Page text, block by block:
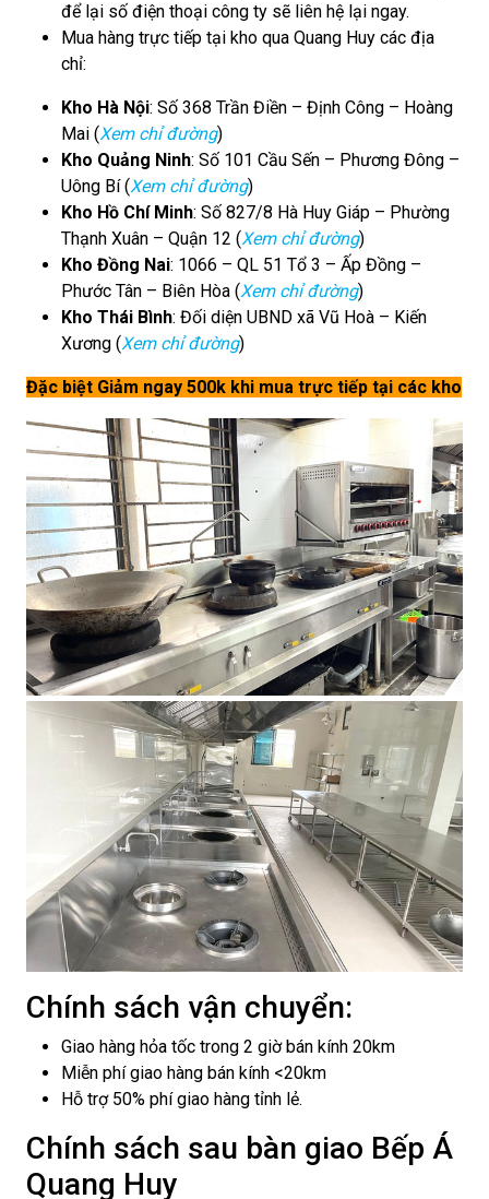
để lại số điện thoại công ty sẽ liên hệ lại ngay.
Mua hàng trực tiếp tại kho qua Quang Huy các địa
chỉ:
Kho Hà Nội: Số 368 Trần Điền – Định Công – Hoàng
Mai (Xem chỉ đường)
Kho Quảng Ninh: Số 101 Cầu Sến – Phương Đông –
Uông Bí (Xem chỉ đường)
Kho Hồ Chí Minh: Số 827/8 Hà Huy Giáp – Phường
Thạnh Xuân – Quận 12 (Xem chỉ đường)
Kho Đồng Nai: 1066 – QL 51 Tổ 3 – Ấp Đồng –
Phước Tân – Biên Hòa (Xem chỉ đường)
Kho Thái Bình: Đối diện UBND xã Vũ Hoà – Kiến
Xương (Xem chỉ đường)
Đặc biệt Giảm ngay 500k khi mua trực tiếp tại các kho
Chính sách vận chuyển:
Giao hàng hỏa tốc trong 2 giờ bán kính 20km
Miễn phí giao hàng bán kính <20km
Hỗ trợ 50% phí giao hàng tỉnh lẻ.
Chính sách sau bàn giao Bếp Á
Quang Huy